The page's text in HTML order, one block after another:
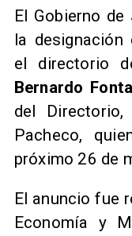
​El Gobierno
la designación
el directorio
Bernardo
del
Pacheco,
próximo 26 de
​El anuncio fue
Economía y